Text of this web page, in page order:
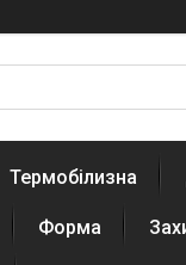
Термобілизна
Форма